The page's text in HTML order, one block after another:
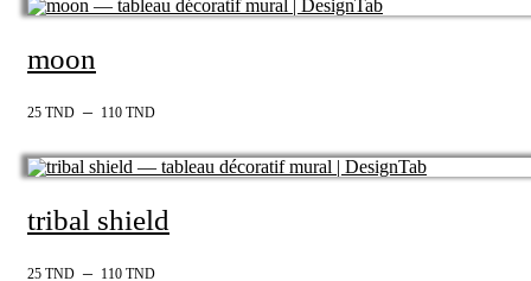
moon
25 TND – 110 TND
tribal shield
25 TND – 110 TND